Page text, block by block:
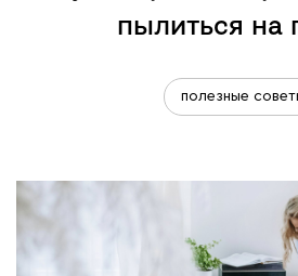
пылиться на
полезные